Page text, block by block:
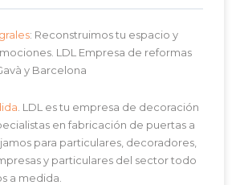
: Reconstruimos tu espacio y
LDL Empresa de reformas
y Barcelona
. LDL es tu empresa de decoración
en fabricación de puertas a
para particulares, decoradores,
y particulares del sector todo
a medida.